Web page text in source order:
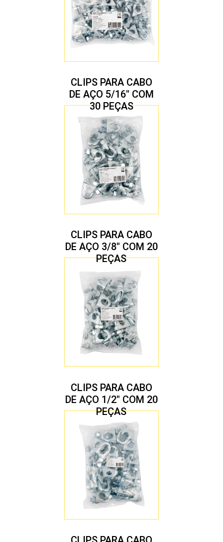
CLIPS PARA CABO
DE AÇO 5/16″ COM
30 PEÇAS
CLIPS PARA CABO
DE AÇO 3/8″ COM 20
PEÇAS
CLIPS PARA CABO
DE AÇO 1/2″ COM 20
PEÇAS